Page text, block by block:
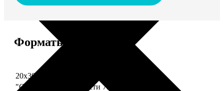
Форматы и цены
Услуга
20х30 110 частей
"Сердце" 20х20 74 части 790